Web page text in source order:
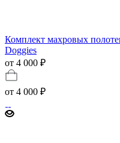
Комплект махровых
Doggies
от 4 000 ₽
от 4 000 ₽